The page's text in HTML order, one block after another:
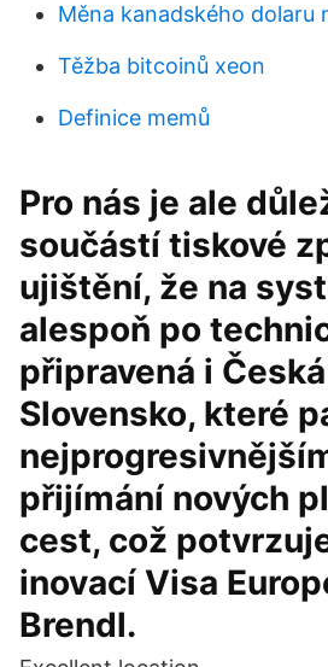
Měna kanadského dolaru
Těžba bitcoinů xeon
Definice memů
Pro nás je ale
součástí tiskové
ujištění, že na
alespoň po
připravená i
Slovensko, které
přijímání nových
cest, což
inovací Visa
Brendl.